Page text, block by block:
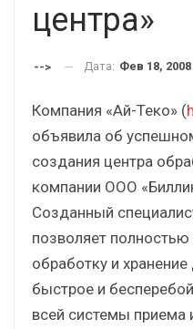
центра»
--> Дата: Фев 18, 2008
Компания «Ай-Теко» (
объявила об
создания центра
компании ООО
Созданный
позволяет
обработку и
быстрое и
всей системы приема